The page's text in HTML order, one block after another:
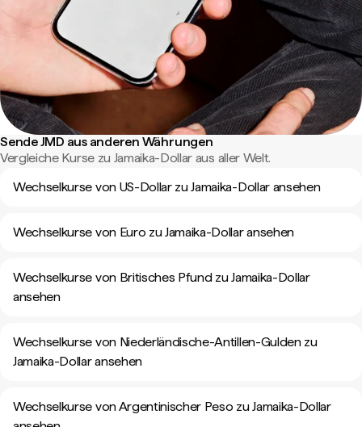
Sende JMD aus anderen Währungen
Vergleiche Kurse zu Jamaika-Dollar aus aller Welt.
Wechselkurse von US-Dollar zu Jamaika-Dollar ansehen
Wechselkurse von Euro zu Jamaika-Dollar ansehen
Wechselkurse von Britisches Pfund zu Jamaika-Dollar
ansehen
Wechselkurse von Niederländische-Antillen-Gulden zu
Jamaika-Dollar ansehen
Wechselkurse von Argentinischer Peso zu Jamaika-Dollar